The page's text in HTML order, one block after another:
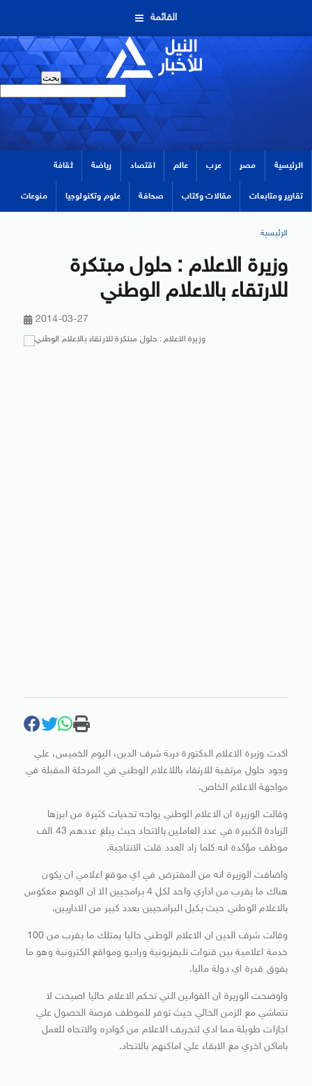
القائمة
الرئيسية مصر عرب عالم اقتصاد رياضة ثقافة
تقارير ومتابعات مقالات وكتاب صحافة علوم وتكنولوجيا منوعات
الرئيسية
وزيرة الاعلام : حلول مبتكرة
للارتقاء بالاعلام الوطني
2014-03-27
اكدت وزيرة الاعلام الدكتورة درية شرف الدين، اليوم الخميس، علي
وجود حلول مرتقبة للارتقاء باللاعلام الوطني في المرحلة المقبلة في
مواجهة الاعلام الخاص.
وقالت الوزيرة ان الاعلام الوطني يواجه تحديات كثيرة من ابرزها
الزيادة الكبيرة في عدد العاملين بالاتحاد حيث يبلغ عددهم 43 الف
موظف مؤكدة انه كلما زاد العدد قلت الانتاجية.
واضافت الوزيرة انه من المفترض في اي موقع اعلامي ان يكون
هناك ما يقرب من اداري واحد لكل 4 برامجيين الا ان الوضع معكوس
بالاعلام الوطني حيث يكبل البرامجيين بعدد كبير من الاداريين.
وقالت شرف الدين ان الاعلام الوطني حاليا يمتلك ما يقرب من 100
خدمة اعلامية بين قنوات تليفزيونية وراديو ومواقع الكترونية وهو ما
يفوق قدرة اي دولة ماليا.
واوضحت الوزيرة ان القوانين التي تحكم الاعلام حاليا اصبحت لا
تتماشي مع الزمن الحالي حيث توفر للموظف فرصة الحصول علي
اجازات طويلة مما ادي لتجريف الاعلام من كوادره والاتجاه للعمل
باماكن اخري مع الابقاء علي اماكنهم بالاتحاد.